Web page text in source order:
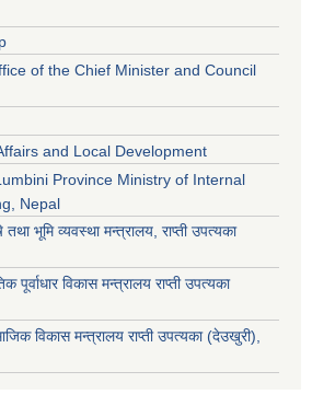
of the Chief Minister and Council
and Local Development
Province Ministry of Internal
Nepal
भूमि व्यवस्था मन्त्रालय, राप्ती उपत्यका
पूर्वाधार विकास मन्त्रालय राप्ती उपत्यका
विकास मन्‍‍त्रालय राप्ती उपत्यका (देउखुरी),